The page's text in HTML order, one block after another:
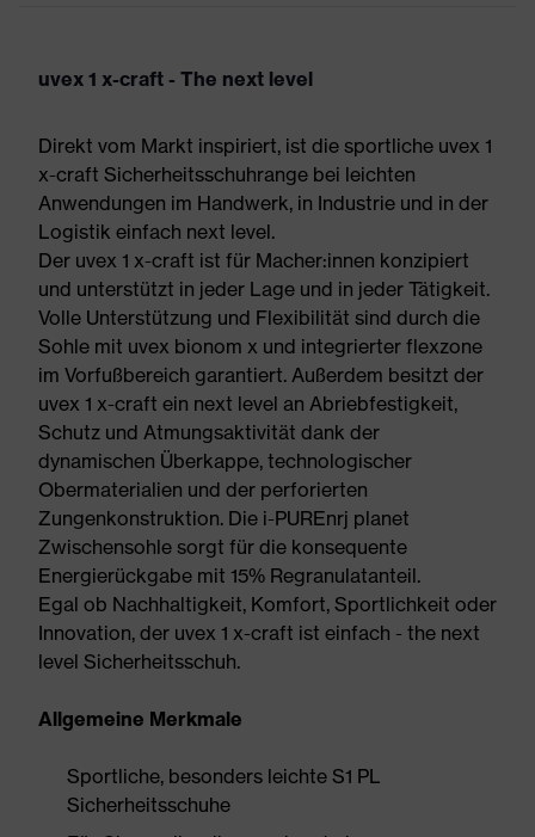
uvex 1 x-craft - The next level
Direkt vom Markt inspiriert, ist die sportliche uvex 1
x-craft Sicherheitsschuhrange bei leichten
Anwendungen im Handwerk, in Industrie und in der
Logistik einfach next level.
Der uvex 1 x-craft ist für Macher:innen konzipiert
und unterstützt in jeder Lage und in jeder Tätigkeit.
Volle Unterstützung und Flexibilität sind durch die
Sohle mit uvex bionom x und integrierter flexzone
im Vorfußbereich garantiert. Außerdem besitzt der
uvex 1 x-craft ein next level an Abriebfestigkeit,
Schutz und Atmungsaktivität dank der
dynamischen Überkappe, technologischer
Obermaterialien und der perforierten
Zungenkonstruktion. Die i-PUREnrj planet
Zwischensohle sorgt für die konsequente
Energierückgabe mit 15% Regranulatanteil.
Egal ob Nachhaltigkeit, Komfort, Sportlichkeit oder
Innovation, der uvex 1 x-craft ist einfach - the next
level Sicherheitsschuh.
Allgemeine Merkmale
Sportliche, besonders leichte S1 PL
Sicherheitsschuhe